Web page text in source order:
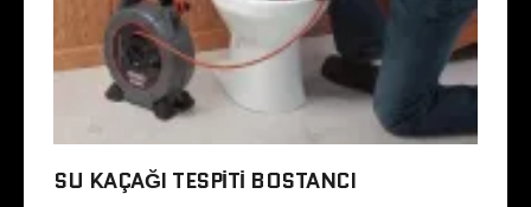
SU KAÇAĞI TESPITI BOSTANCI